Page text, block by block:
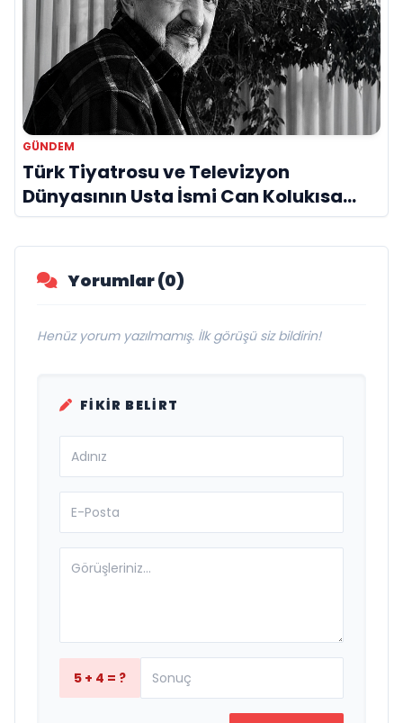
GÜNDEM
Türk Tiyatrosu ve Televizyon
Dünyasının Usta İsmi Can Kolukısa
Hayatını Kaybetti
Yorumlar (0)
Henüz yorum yazılmamış. İlk görüşü siz bildirin!
FIKIR BELIRT
5 + 4 = ?